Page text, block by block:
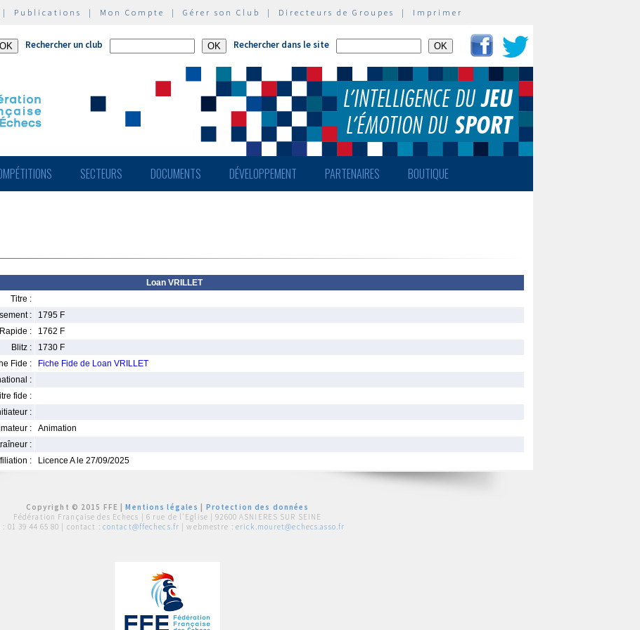
| Publications | Mon Compte | Gérer son Club | Directeurs de Groupes | Imprimer
Rechercher un club Rechercher dans le site
SECTEURS DOCUMENTS DÉVELOPPEMENT PARTENAIRES BOUTIQUE
Loan VRILLET
Titre :
:
1795 F
Rapide :
1762 F
Blitz :
1730 F
Fide :
Fiche Fide de Loan VRILLET
:
fide :
:
:
Animation
:
:
Licence A le 27/09/2025
Copyright © 2015 FFE |Mentions légales
Protection des données
Fédération Française des Echecs | 6 rue de l'Eglise | 92600 ASNIERES SUR SEINE
: 01 39 44 65 80 | contact : contact@ffechecs.fr | webmestre : erick.mouret@echecs.asso.fr